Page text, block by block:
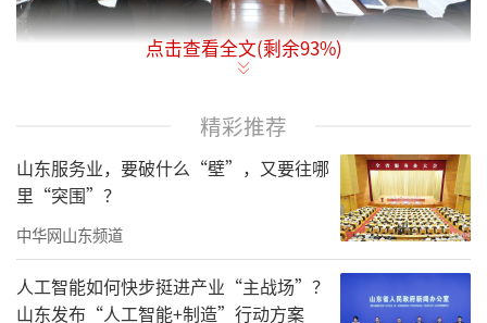
暨“改革创新年”动员大会在济南召开。会议
以习近平新时代中国特色社会主义思想为指
导，深入学习贯彻党的二十大和二十届历次全
会精神，全面贯彻全国自然资源工作会议和全
国地质调查工作会议部署，认真落实省委经济
点击查看全文(剩余93%)
精彩推荐
山东服务业，要破什么“壁”，又要往哪
里“突围”？
中华网山东频道
人工智能如何快步挺进产业“主战场”？
山东发布“人工智能+制造”行动方案